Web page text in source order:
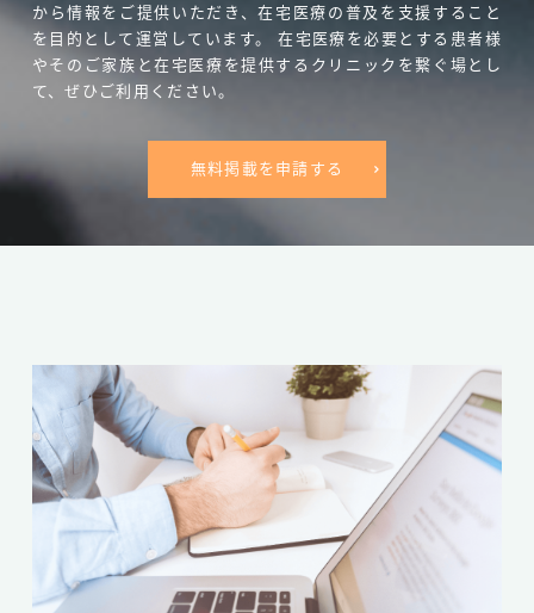
から情報をご提供いただき、在宅医療の普及を支援すること
を目的として運営しています。在宅医療を必要とする患者様
やそのご家族と在宅医療を提供するクリニックを繋ぐ場とし
て、ぜひご利用ください。
無料掲載を申請する